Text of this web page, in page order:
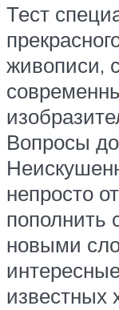
Тест
живописи,
Вопросы
непросто
пополнить
новыми
известных